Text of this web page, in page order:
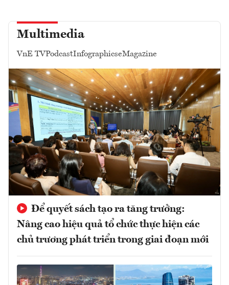
Multimedia
VnE TVPodcastInfographicseMagazine
Để quyết sách tạo ra tăng trưởng:
Nâng cao hiệu quả tổ chức thực hiện các
chủ trương phát triển trong giai đoạn mới